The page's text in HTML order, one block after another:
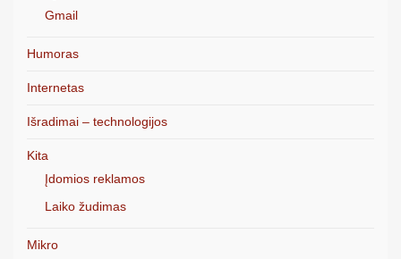
Gmail
Humoras
Internetas
Išradimai – technologijos
Kita
Įdomios reklamos
Laiko žudimas
Mikro